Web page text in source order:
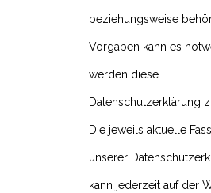
beziehungsweise
Vorgaben kann es
werden diese
Datenschutzerklärung
Die jeweils aktuelle
unserer
kann jederzeit auf der